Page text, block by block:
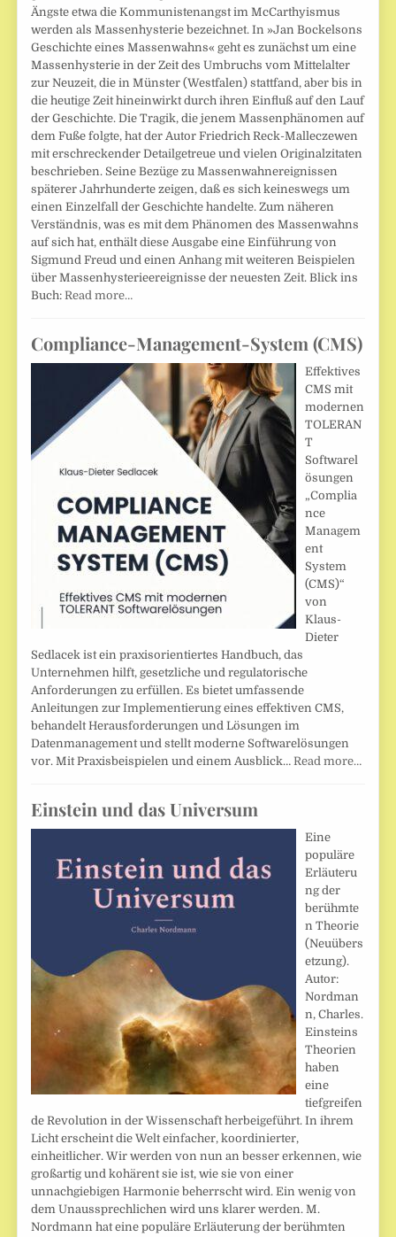
Ängste etwa die Kommunistenangst im McCarthyismus
werden als Massenhysterie bezeichnet. In »Jan Bockelsons
Geschichte eines Massenwahns« geht es zunächst um eine
Massenhysterie in der Zeit des Umbruchs vom Mittelalter
zur Neuzeit, die in Münster (Westfalen) stattfand, aber bis in
die heutige Zeit hineinwirkt durch ihren Einfluß auf den Lauf
der Geschichte. Die Tragik, die jenem Massenphänomen auf
dem Fuße folgte, hat der Autor Friedrich Reck-Malleczewen
mit erschreckender Detailgetreue und vielen Originalzitaten
beschrieben. Seine Bezüge zu Massenwahnereignissen
späterer Jahrhunderte zeigen, daß es sich keineswegs um
einen Einzelfall der Geschichte handelte. Zum näheren
Verständnis, was es mit dem Phänomen des Massenwahns
auf sich hat, enthält diese Ausgabe eine Einführung von
Sigmund Freud und einen Anhang mit weiteren Beispielen
über Massenhysterieereignisse der neuesten Zeit. Blick ins
Buch: Read more…
Compliance-Management-System (CMS)
Effektives
CMS mit
modernen
TOLERAN
T
Softwarel
ösungen
„Complia
nce
Managem
ent
System
(CMS)“
von
Klaus-
Dieter
Sedlacek ist ein praxisorientiertes Handbuch, das
Unternehmen hilft, gesetzliche und regulatorische
Anforderungen zu erfüllen. Es bietet umfassende
Anleitungen zur Implementierung eines effektiven CMS,
behandelt Herausforderungen und Lösungen im
Datenmanagement und stellt moderne Softwarelösungen
vor. Mit Praxisbeispielen und einem Ausblick…Read more…
Einstein und das Universum
Eine
populäre
Erläuteru
ng der
berühmte
n Theorie
(Neuübers
etzung).
Autor:
Nordman
n, Charles.
Einsteins
Theorien
haben
eine
tiefgreifen
de Revolution in der Wissenschaft herbeigeführt. In ihrem
Licht erscheint die Welt einfacher, koordinierter,
einheitlicher. Wir werden von nun an besser erkennen, wie
großartig und kohärent sie ist, wie sie von einer
unnachgiebigen Harmonie beherrscht wird. Ein wenig von
dem Unaussprechlichen wird uns klarer werden. M.
Nordmann hat eine populäre Erläuterung der berühmten